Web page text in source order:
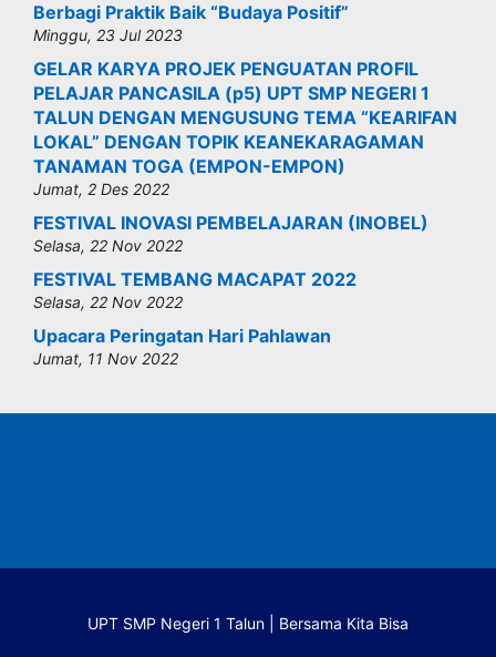
Berbagi Praktik Baik “Budaya Positif”
Minggu, 23 Jul 2023
GELAR KARYA PROJEK PENGUATAN PROFIL
PELAJAR PANCASILA (p5) UPT SMP NEGERI 1
TALUN DENGAN MENGUSUNG TEMA “KEARIFAN
LOKAL” DENGAN TOPIK KEANEKARAGAMAN
TANAMAN TOGA (EMPON-EMPON)
Jumat, 2 Des 2022
FESTIVAL INOVASI PEMBELAJARAN (INOBEL)
Selasa, 22 Nov 2022
FESTIVAL TEMBANG MACAPAT 2022
Selasa, 22 Nov 2022
Upacara Peringatan Hari Pahlawan
Jumat, 11 Nov 2022
UPT SMP Negeri 1 Talun | Bersama Kita Bisa